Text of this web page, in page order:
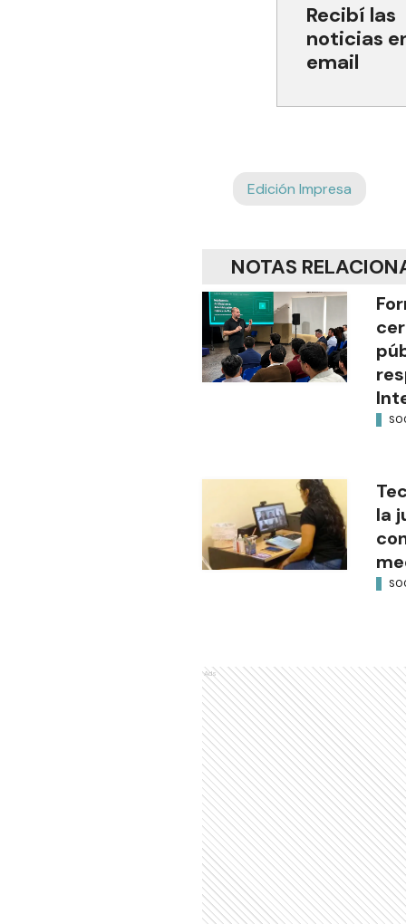
Recibí las
noticias
email
Edición Impresa
NOTAS
la
Ads